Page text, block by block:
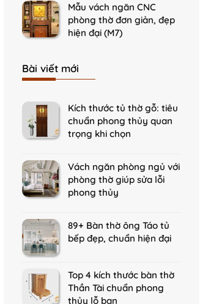
Mẫu vách ngăn CNC
phòng thờ đơn giản, đẹp
hiện đại (M7)
Bài viết mới
Kích thước tủ thờ gỗ: tiêu
chuẩn phong thủy quan
trọng khi chọn
Vách ngăn phòng ngủ với
phòng thờ giúp sửa lỗi
phong thủy
89+ Bàn thờ ông Táo tủ
bếp đẹp, chuẩn hiện đại
Top 4 kích thước bàn thờ
Thần Tài chuẩn phong
thủy lỗ ban